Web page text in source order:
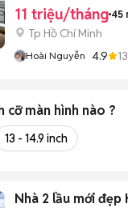
11 triệu/tháng 45
Tp Hồ Chí Minh
Hoài Nguyễn 4.9 13
cỡ màn hình nào ?
13 - 14.9 inch
Nhà 2 lầu mới đẹp